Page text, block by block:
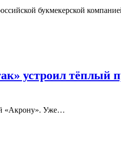
букмекерской
устроил тёплый
«Акрону». Уже…